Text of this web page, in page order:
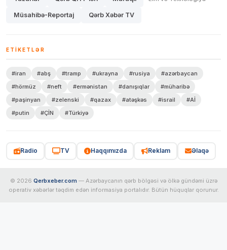
Müsahibə-Reportaj Qərb Xəbər TV
ETIKETLƏR
#iran #abş #tramp #ukrayna #rusiya
#azərbaycan
#hörmüz
#neft #ermənistan #danışıqlar
#müharibə
#paşinyan
#zelenski #qazax #atəşkəs #israil
#Aİ
#putin
#ÇİN #Türkiyə
Radio TV Haqqımızda Reklam Əlaqə
© 2026 Qerbxeber.com — Azərbaycanın qərb bölgəsi və ölkə gündəmi üzrə
operativ xəbərlər təqdim edən informasiya portalıdır. Bütün hüquqlar qorunur.